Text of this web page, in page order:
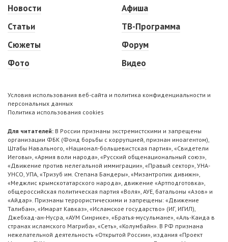
Новости
Статьи
Сюжеты
Фото
Афиша
ТВ-Программа
Форум
Видео
Условия использования веб-сайта и политика конфиденциальности и
персональных данных
Политика использования cookies
Для читателей: В России признаны экстремистскими и запрещены
организации ФБК (Фонд борьбы с коррупцией, признан иноагентом),
Штабы Навального, «Национал-большевистская партия», «Свидетели
Иеговы», «Армия воли народа», «Русский общенациональный союз»,
«Движение против нелегальной иммиграции», «Правый сектор», УНА-
УНСО, УПА, «Тризуб им. Степана Бандеры», «Мизантропик дивижн»,
«Меджлис крымскотатарского народа», движение «Артподготовка»,
общероссийская политическая партия «Воля», АУЕ, батальоны «Азов» и
«Айдар». Признаны террористическими и запрещены: «Движение
Талибан», «Имарат Кавказ», «Исламское государство» (ИГ, ИГИЛ),
Джебхад-ан-Нусра, «АУМ Синрике», «Братья-мусульмане», «Аль-Каида в
странах исламского Магриба», «Сеть», «Колумбайн». В РФ признана
нежелательной деятельность «Открытой России», издания «Проект